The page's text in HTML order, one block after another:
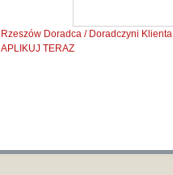
Rzeszów Doradca / Doradczyni Klienta
APLIKUJ TERAZ